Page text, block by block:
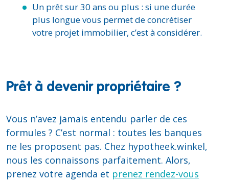
Un prêt sur 30 ans ou plus : si une durée
plus longue vous permet de concrétiser
votre projet immobilier, c’est à considérer.
Prêt à devenir propriétaire ?
Vous n’avez jamais entendu parler de ces
formules ? C’est normal : toutes les banques
ne les proposent pas. Chez hypotheek.winkel,
nous les connaissons parfaitement. Alors,
prenez votre agenda et prenez rendez-vous